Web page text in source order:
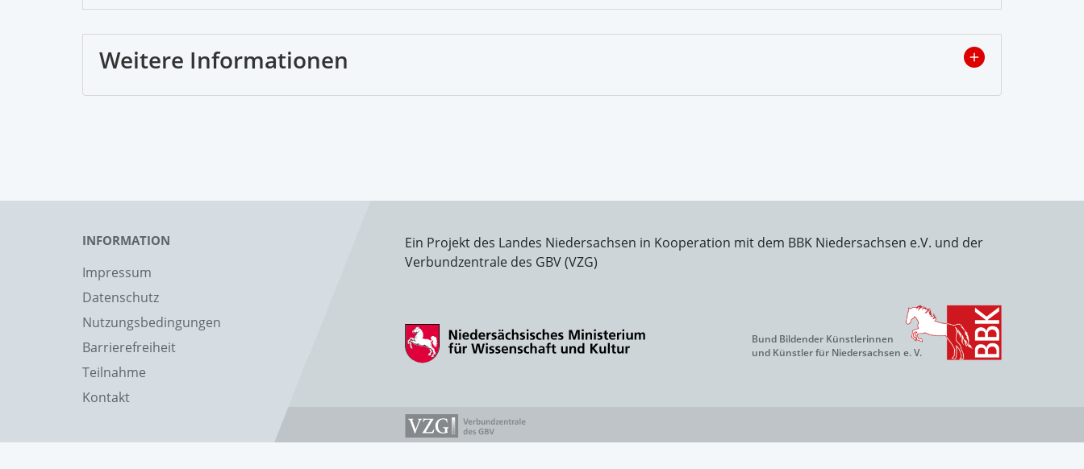
Weitere Informationen
INFORMATION
Impressum
Datenschutz
Nutzungsbedingungen
Barrierefreiheit
Teilnahme
Kontakt
Ein Projekt des Landes Niedersachsen in Kooperation mit dem BBK Niedersachsen e.V. und der
Verbundzentrale des GBV (VZG)
Bund Bildender Künstlerinnen
und Künstler für Niedersachsen e. V.